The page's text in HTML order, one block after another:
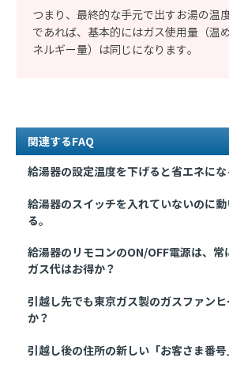
つまり、最終的な手元で出すお湯の温
であれば、基本的にはガス使用量（温
ネルギー量）は同じになります。
関連するFAQ
給湯器の設定温度を下げると省エネにな
給湯器のスイッチを入れていないのに
る。
給湯器のリモコンのON/OFF電源は、常
ガス代はお得か？
引越し先でも東京ガス製のガスファン
か？
引越し後の住所の新しい「お客さま番号